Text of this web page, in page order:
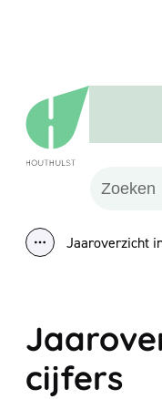
Houthulst
Toon alle
Jaaroverzicht
cijfers